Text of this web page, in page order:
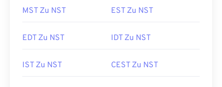
MST Zu NST EST Zu NST
EDT Zu NST IDT Zu NST
IST Zu NST CEST Zu NST